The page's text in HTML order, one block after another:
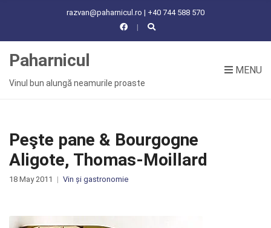
razvan@paharnicul.ro | +40 744 588 570
R
Paharnicul
Vinul bun alungă neamurile proaste
MENU
Peşte pane & Bourgogne
Aligote, Thomas-Moillard
18 May 2011 Vin și gastronomie